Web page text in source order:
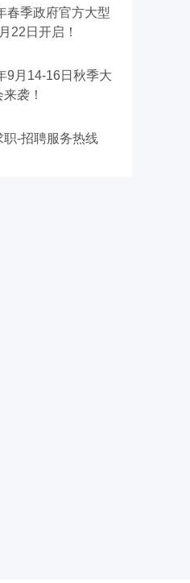
春季政府官方大型
22日开启！
9月14-16日秋季大
袭！
职-招聘服务热线